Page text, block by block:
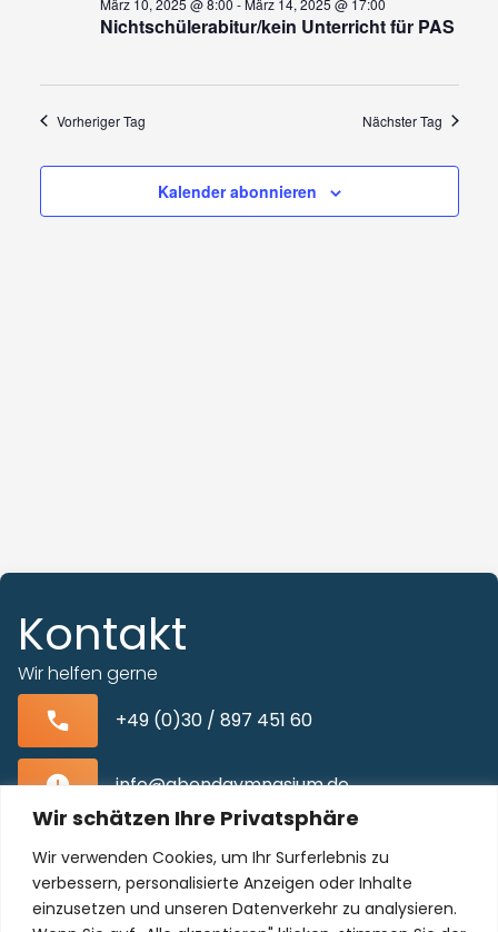
Wir schätzen Ihre Privatsphäre
Wir verwenden Cookies, um Ihr Surferlebnis zu
verbessern, personalisierte Anzeigen oder Inhalte
einzusetzen und unseren Datenverkehr zu analysieren.
März
11,
2025
Nichtschülerabitur/kein Unterricht für PAS
Vorheriger Tag Nächster Tag
Kalender abonnieren
Kontakt
Wir helfen gerne
+49 (0)30 / 897 451 60
info@abendgymnasium.de
Blissestraße 22, 10713 Berlin-Wilmersdorf